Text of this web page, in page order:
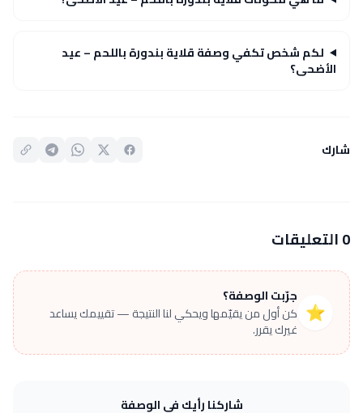
لكم شخص تكفي وصفة قلاية بندورة باللحم – عيد
الأضحى؟
شارك
0 التعليقات
⭐
جرّبت الوصفة؟
كن أول من يقيّمها ويحكي لنا النتيجة — تقييمك يساعد
غيرك يقرر.
شاركنا رأيك في الوصفة